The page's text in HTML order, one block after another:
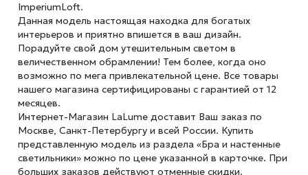
ImperiumLoft.
Данная модель настоящая находка для богатых
интерьеров и приятно впишется в ваш дизайн.
Порадуйте свой дом утешительным светом в
величественном обрамлении! Тем более, когда оно
возможно по мега привлекательной цене. Все товары
нашего магазина сертифицированы с гарантией от 12
месяцев.
Интернет-Магазин LaLume доставит Ваш заказ по
Москве, Санкт-Петербургу и всей России. Купить
представленную модель из раздела «Бра и настенные
светильники» можно по цене указанной в карточке. При
больших заказов действуют отменные скидки.